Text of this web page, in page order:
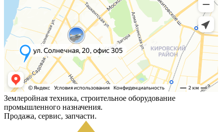
Землеройная техника, строительное оборудование
промышленного назначения.
Продажа, сервис, запчасти.